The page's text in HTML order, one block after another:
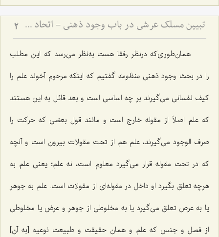
تبیین مسلک عرشی در باب وجود ذهنی - اتحاد علم و معلوم در پرتو حقیقت وجود 2
همان‌طوری‌که درنظر رفقا هست به‌نظر می‌رسد که این مطلب
را در بحث وجود ذهنی منظومه گفتیم که اینکه مرحوم آخوند علم را
کیف نفسانی می‌گیرند بر چه اساسی است و بعد قائل به این هستند
که علم اصلاً از مقوله خارج است و مانند قول بعضی که حرکت را
صرف الوجود می‌گیرند، علم هم از تحت مقولات بیرون است و آنچه
که در تحت مقوله قرار می‌گیرد معلوم است، نه علم؛ یعنی علم به
هرچه تعلق بگیرد او داخل در مقوله‌ای از مقولات است. علم به جوهر
یا به عرض تعلق می‌گیرد یا به مخلوطی از جوهر و عرض یا مخلوطی
از فصل و جنس که علم و همان حقیقت و طبیعت نوعیه [به آن]